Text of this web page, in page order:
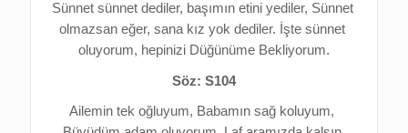
Sünnet sünnet dediler, başımın etini yediler, Sünnet
olmazsan eğer, sana kız yok dediler. İşte sünnet
oluyorum, hepinizi Düğünüme Bekliyorum.
Söz: S104
Ailemin tek oğluyum,